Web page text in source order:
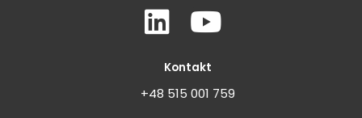
LinkedinYoutube
Kontakt
+48 515 001 759